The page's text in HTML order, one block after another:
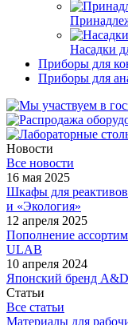
Насадки
Приборы для
Приборы для
Новости
Все новости
16 мая 2025
Шкафы для
и «Экология»
12 апреля 2025
Пополнение
ULAB
10 апреля 2024
Японский бренд A&D
Статьи
Все статьи
Материалы для